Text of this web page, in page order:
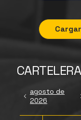
agosto de
2026